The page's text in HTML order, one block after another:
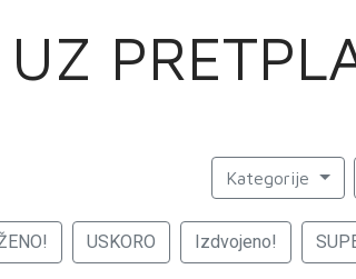
Kategorije
USKORO Izdvojeno!